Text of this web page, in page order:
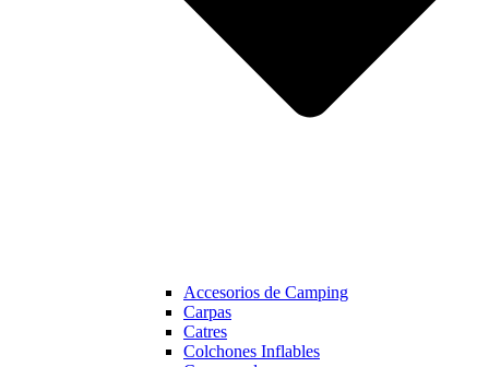
Accesorios de Camping
Carpas
Catres
Colchones Inflables